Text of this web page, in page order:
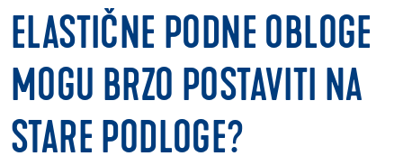
ELASTIČNE PODNE OBLOGE
MOGU BRZO POSTAVITI NA
STARE PODLOGE?